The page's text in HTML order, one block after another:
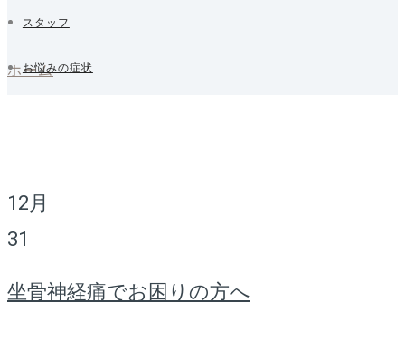
ホーム
スタッフ
お悩みの症状
12月
31
坐骨神経痛でお困りの方へ